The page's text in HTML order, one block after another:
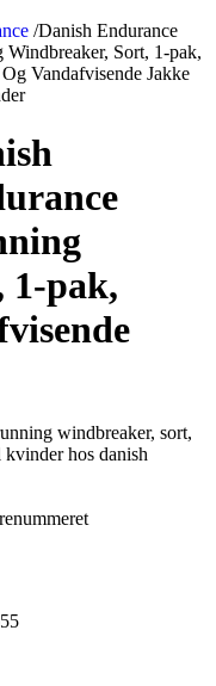
/Danish Endurance
Windbreaker, Sort, 1-pak,
Vandafvisende Jakke
1-pak,
windbreaker, sort,
hos danish